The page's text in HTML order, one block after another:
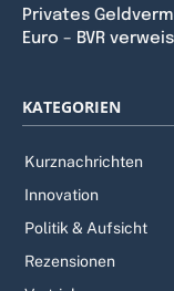
Privates
Euro – BVR
KATEGORIEN
Kurznachrichten
Innovation
Politik & Aufsicht
Rezensionen